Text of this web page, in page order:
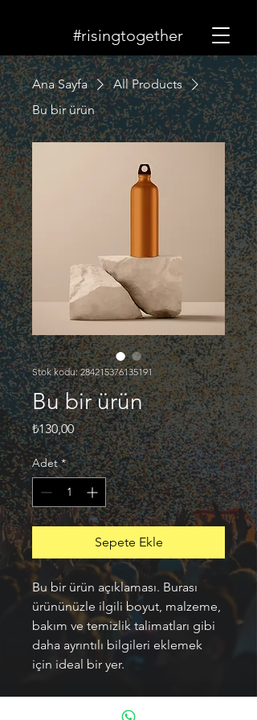
#risingtogether
Ana Sayfa
All Products
Bu bir ürün
Stok kodu: 284215376135191
Bu bir ürün
₺130,00Fiyat
Adet *
Sepete Ekle
Bu bir ürün açıklaması. Burası
ürününüzle ilgili boyut, malzeme,
bakım ve temizlik talimatları gibi
daha ayrıntılı bilgileri eklemek
için ideal bir yer.
ÜRÜN BİLGİLERİ